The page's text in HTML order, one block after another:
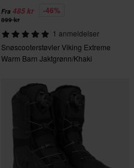
Fra 485 kr -46%
899 kr
1 anmeldelser
Snøscooterstøvler Viking Extreme
Warm Barn Jaktgrønn/Khaki